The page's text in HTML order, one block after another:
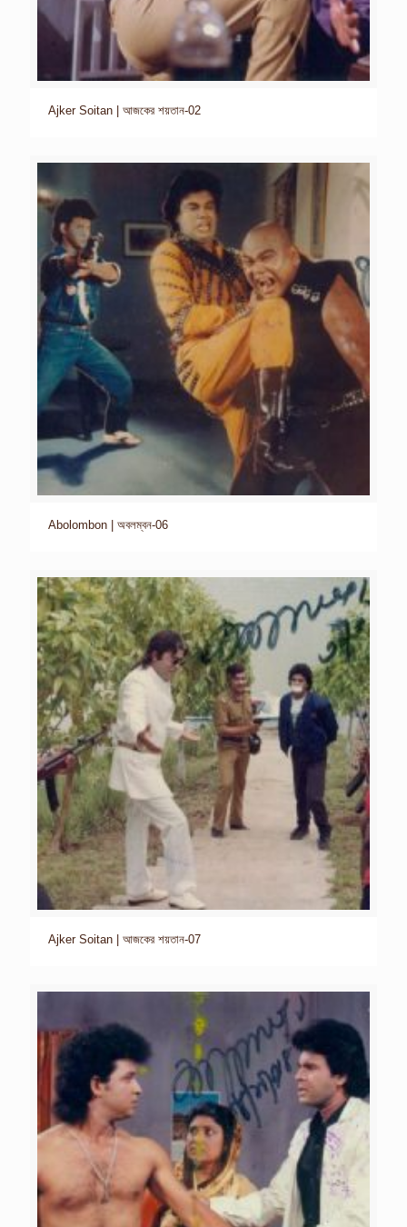
Ajker Soitan | আজকের শয়তান-02
Abolombon | অবলম্বন-06
Ajker Soitan | আজকের শয়তান-07